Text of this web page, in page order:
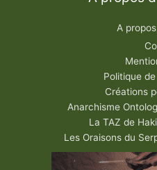
A
Politique
Créations
Anarchisme
La TAZ de
Les Oraisons du